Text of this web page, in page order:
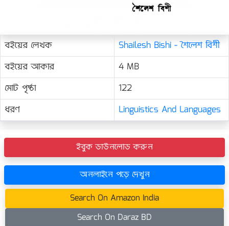
বইয়ের লেখক
Shailesh Bishi - শৈলেশ বিশী
বইয়ের আকার
4 MB
মোট পৃষ্ঠা
122
ধরণ
Linguistics And Languages
ইবুক ডাউনলোড করুন
অনলাইনে পড়ে দেখুন
Search On Amazon India
Search On Daraz BD